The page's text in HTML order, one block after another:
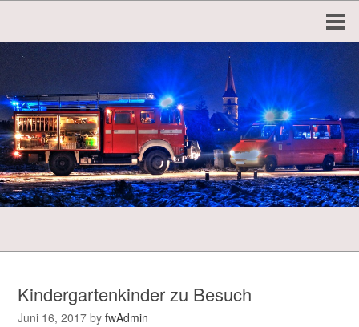
Kindergartenkinder zu Besuch
Juni 16, 2017 byfwAdmin